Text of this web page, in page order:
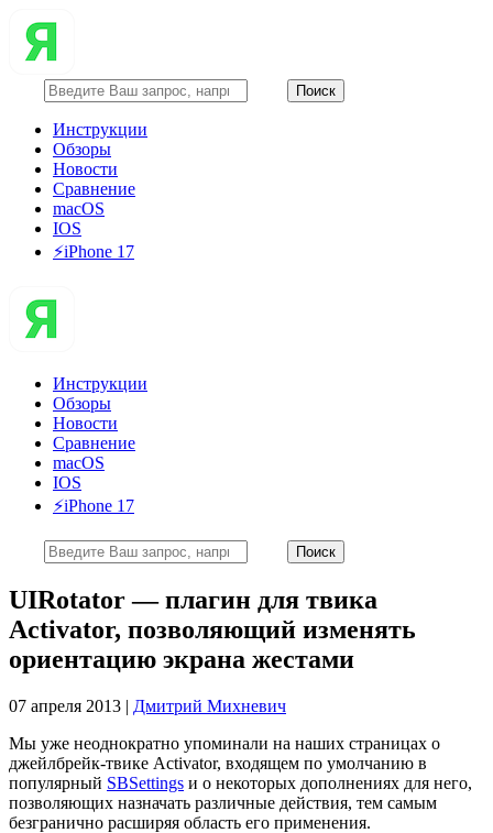
Инструкции
Обзоры
Новости
Сравнение
macOS
IOS
⚡️iPhone 17
Инструкции
Обзоры
Новости
Сравнение
macOS
IOS
⚡️iPhone 17
UIRotator — плагин для твика
Activator, позволяющий изменять
ориентацию экрана жестами
07 апреля 2013 | Дмитрий Михневич
Мы уже неоднократно упоминали на наших страницах о
джейлбрейк-твике Activator, входящем по умолчанию в
популярный SBSettings и о некоторых дополнениях для него,
позволяющих назначать различные действия, тем самым
безгранично расширяя область его применения.